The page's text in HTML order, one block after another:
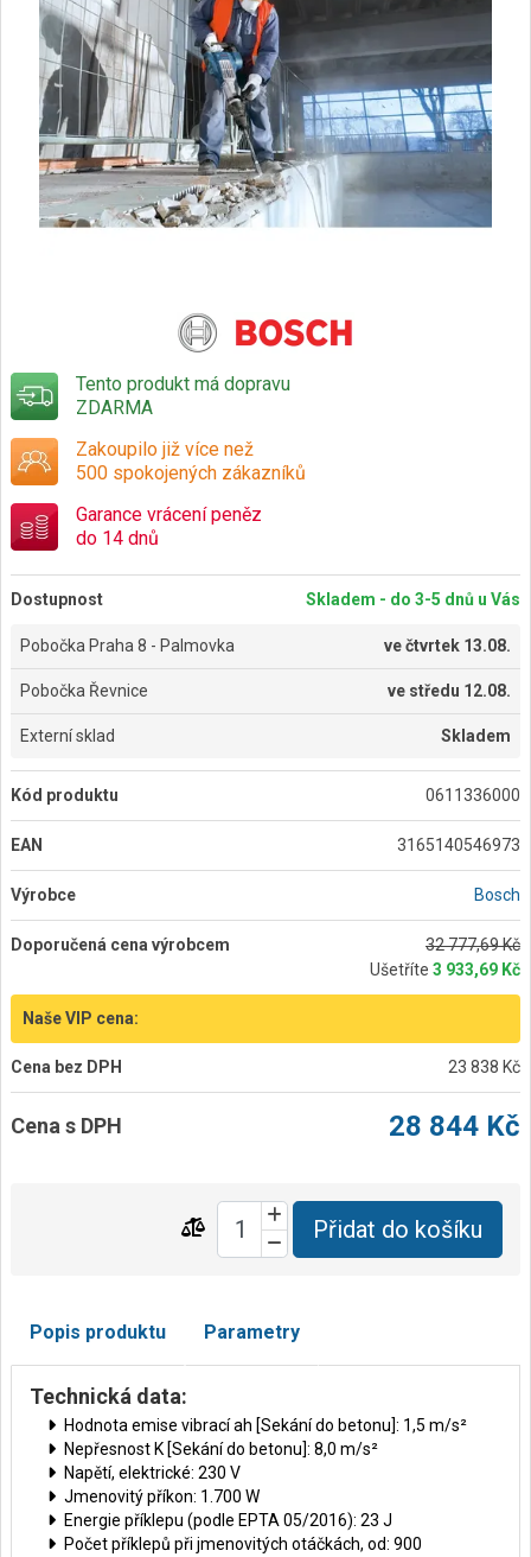
Tento produkt má dopravu
ZDARMA
Zakoupilo již více než
500 spokojených zákazníků
Garance vrácení peněz
do 14 dnů
Dostupnost Skladem - do 3-5 dnů u Vás
Pobočka Praha 8 - Palmovka večtvrtek 13.08.
Pobočka Řevnice ve středu 12.08.
Externí sklad Skladem
Kód produktu 0611336000
EAN 3165140546973
Výrobce Bosch
Doporučená cena výrobcem
32 777,69 Kč
Ušetříte 3 933,69 Kč
Naše VIP cena:
Cena bez DPH 23 838 Kč
Cena s DPH 28 844 Kč
Přidat do košíku
Popis produktu Parametry
Technická data:
Hodnota emise vibrací ah [Sekání do betonu]: 1,5 m/s²
Nepřesnost K [Sekání do betonu]: 8,0 m/s²
Napětí, elektrické: 230 V
Jmenovitý příkon: 1.700 W
Energie příklepu (podle EPTA 05/2016): 23 J
Počet příklepů při jmenovitých otáčkách, od: 900